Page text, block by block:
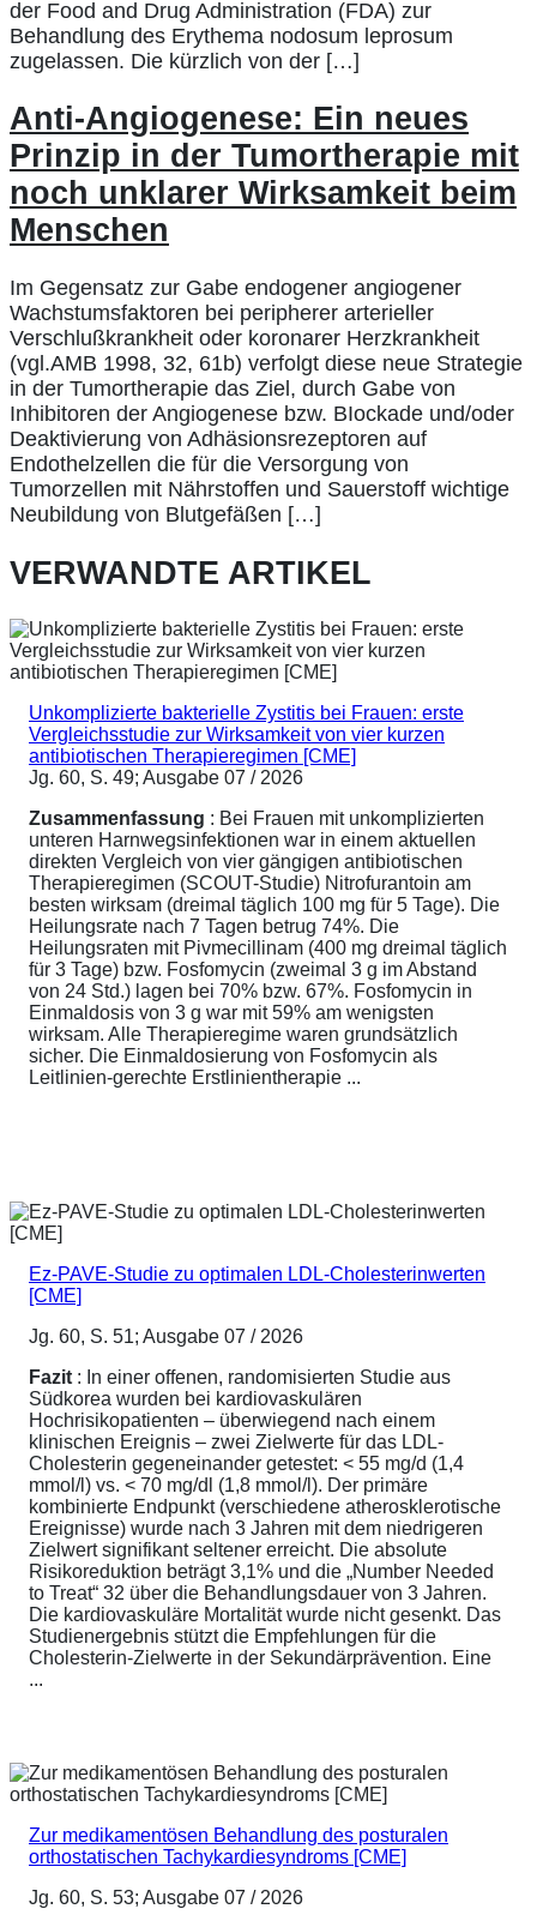
der Food and Drug Administration (FDA) zur
Behandlung des Erythema nodosum leprosum
zugelassen. Die kürzlich von der […]
Anti-Angiogenese: Ein neues
Prinzip in der Tumortherapie mit
noch unklarer Wirksamkeit beim
Menschen
Im Gegensatz zur Gabe endogener angiogener
Wachstumsfaktoren bei peripherer arterieller
Verschlußkrankheit oder koronarer Herzkrankheit
(vgl.AMB 1998, 32, 61b) verfolgt diese neue Strategie
in der Tumortherapie das Ziel, durch Gabe von
Inhibitoren der Angiogenese bzw. BIockade und/oder
Deaktivierung von Adhäsionsrezeptoren auf
Endothelzellen die für die Versorgung von
Tumorzellen mit Nährstoffen und Sauerstoff wichtige
Neubildung von Blutgefäßen […]
VERWANDTE ARTIKEL
Unkomplizierte bakterielle Zystitis bei Frauen: erste
Vergleichsstudie zur Wirksamkeit von vier kurzen
antibiotischen Therapieregimen [CME]
Jg. 60, S. 49; Ausgabe 07 / 2026
Zusammenfassung : Bei Frauen mit unkomplizierten
unteren Harnwegsinfektionen war in einem aktuellen
direkten Vergleich von vier gängigen antibiotischen
Therapieregimen (SCOUT-Studie) Nitrofurantoin am
besten wirksam (dreimal täglich 100 mg für 5 Tage). Die
Heilungsrate nach 7 Tagen betrug 74%. Die
Heilungsraten mit Pivmecillinam (400 mg dreimal täglich
für 3 Tage) bzw. Fosfomycin (zweimal 3 g im Abstand
von 24 Std.) lagen bei 70% bzw. 67%. Fosfomycin in
Einmaldosis von 3 g war mit 59% am wenigsten
wirksam. Alle Therapieregime waren grundsätzlich
sicher. Die Einmaldosierung von Fosfomycin als
Leitlinien-gerechte Erstlinientherapie ...
Ez-PAVE-Studie zu optimalen LDL-Cholesterinwerten
[CME]
Jg. 60, S. 51; Ausgabe 07 / 2026
Fazit : In einer offenen, randomisierten Studie aus
Südkorea wurden bei kardiovaskulären
Hochrisikopatienten – überwiegend nach einem
klinischen Ereignis – zwei Zielwerte für das LDL-
Cholesterin gegeneinander getestet: < 55 mg/d (1,4
mmol/l) vs. < 70 mg/dl (1,8 mmol/l). Der primäre
kombinierte Endpunkt (verschiedene atherosklerotische
Ereignisse) wurde nach 3 Jahren mit dem niedrigeren
Zielwert signifikant seltener erreicht. Die absolute
Risikoreduktion beträgt 3,1% und die „Number Needed
to Treat“ 32 über die Behandlungsdauer von 3 Jahren.
Die kardiovaskuläre Mortalität wurde nicht gesenkt. Das
Studienergebnis stützt die Empfehlungen für die
Cholesterin-Zielwerte in der Sekundärprävention. Eine
...
Zur medikamentösen Behandlung des posturalen
orthostatischen Tachykardiesyndroms [CME]
Jg. 60, S. 53; Ausgabe 07 / 2026